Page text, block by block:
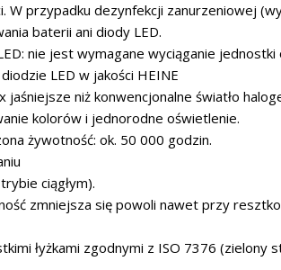
W przypadku dezynfekcji zanurzeniowej
baterii ani diody LED.
nie jest wymagane wyciąganie
LED w jakości HEINE
jaśniejsze niż konwencjonalne światło
kolorów i jednorodne oświetlenie.
żywotność: ok. 50 000 godzin.
ciągłym).
zmniejsza się powoli nawet przy
łyżkami zgodnymi z ISO 7376 (zielony